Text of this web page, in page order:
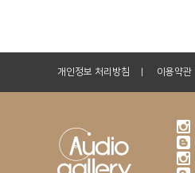
개인정보 처리방침 이용약관